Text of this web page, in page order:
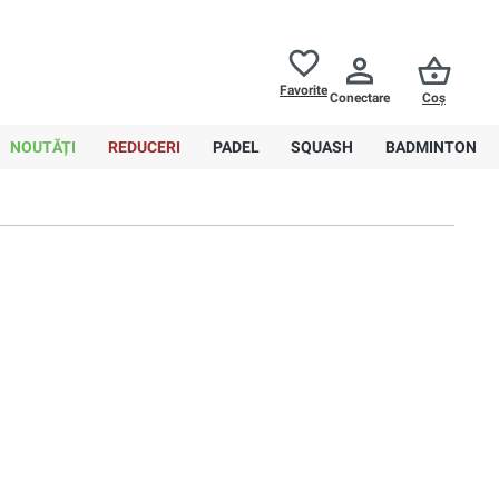
FavoriteConectare Coș
NOUTĂȚI REDUCERI PADEL SQUASH BADMINTON
Sortare